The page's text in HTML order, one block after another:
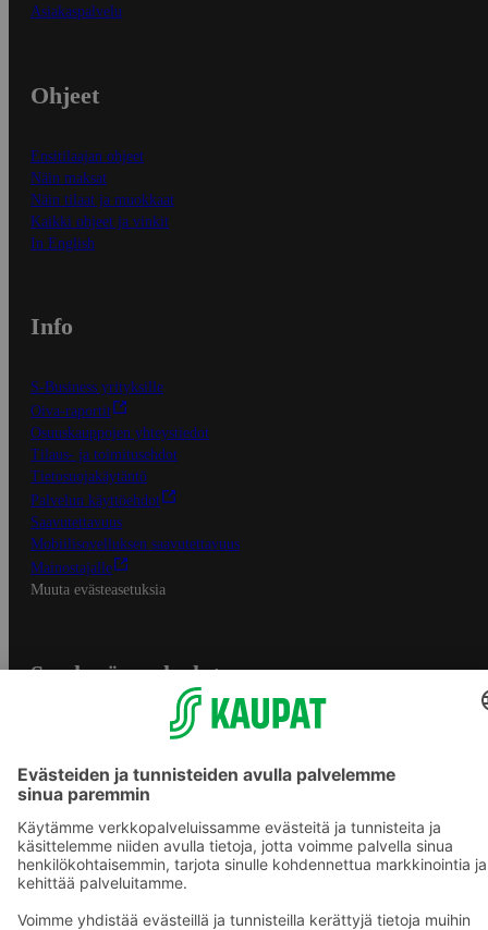
Asiakaspalvelu
Ohjeet
Ensitilaajan ohjeet
Näin maksat
Näin tilaat ja muokkaat
Kaikki ohjeet ja vinkit
In English
Info
S-Business yrityksille
Oiva-raportit
Osuuskauppojen yhteystiedot
Tilaus- ja toimitusehdot
Tietosuojakäytäntö
Palvelun käyttöehdot
Saavutettavuus
Mobiilisovelluksen saavutettavuus
Mainostajalle
Muuta evästeasetuksia
S-ryhmän palvelut
Yhteishyvä Ruoka -sovellus
S-ostoslista -sovellus
Prisma.fi
Sokos.fi
S-Pankki